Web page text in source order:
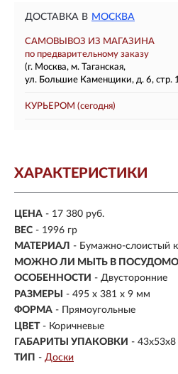
ДОСТАВКА В МОСКВА
САМОВЫВОЗ ИЗ МАГАЗИНА
по предварительному заказу
(г. Москва, м. Таганская,
ул. Большие Каменщики, д. 6, стр.
КУРЬЕРОМ (сегодня)
ХАРАКТЕРИСТИКИ
ЦЕНА - 17 380 руб.
ВЕС - 1996 гр
МАТЕРИАЛ - Бумажно-слоистый
МОЖНО ЛИ МЫТЬ В
ОСОБЕННОСТИ - Двусторонние
РАЗМЕРЫ
- 495 x 381 x 9 мм
ФОРМА - Прямоугольные
ЦВЕТ - Коричневые
ГАБАРИТЫ УПАКОВКИ - 43x53x8
ТИП - Доски